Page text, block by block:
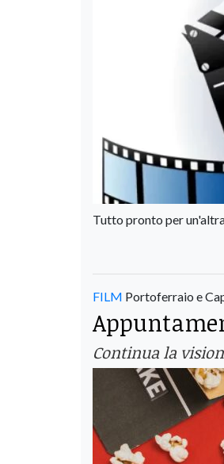
Tutto pronto per
FILM Portoferraio e
Continua la